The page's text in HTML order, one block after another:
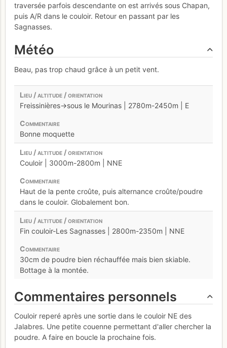
traversée parfois descendante on est arrivés sous Chapan,
puis A/R dans le couloir. Retour en passant par les
Sagnasses.
Météo
Beau, pas trop chaud grâce à un petit vent.
Freissinières->sous le Mourinas | 2780m-2450m | E
Bonne moquette
Couloir | 3000m-2800m | NNE
Haut de la pente croûte, puis alternance croûte/poudre
dans le couloir. Globalement bon.
Fin couloir-Les Sagnasses | 2800m-2350m | NNE
30cm de poudre bien réchauffée mais bien skiable.
Bottage à la montée.
Commentaires personnels
Couloir reperé après une sortie dans le couloir NE des
Jalabres. Une petite couenne permettant d'aller chercher la
poudre. A faire en boucle la prochaine fois.